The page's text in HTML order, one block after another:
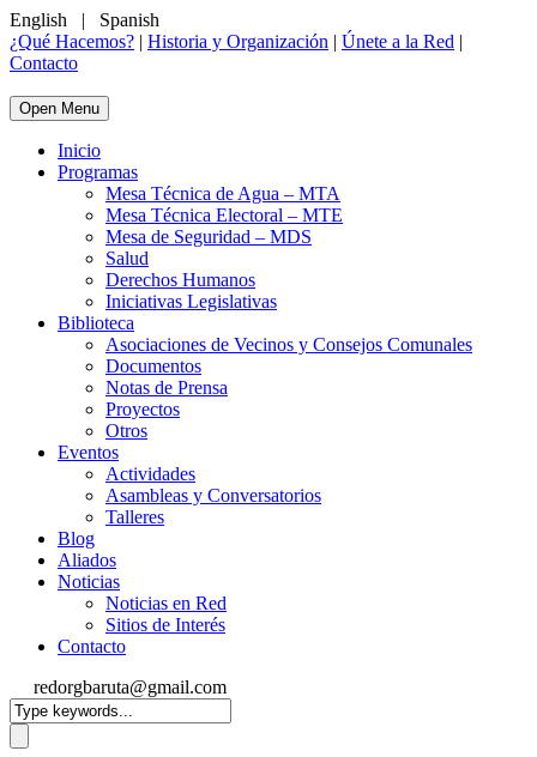
English |
Spanish
¿Qué Hacemos? | Historia y Organización | Únete a la Red |
Contacto
Open Menu
Inicio
Programas
Mesa Técnica de Agua – MTA
Mesa Técnica Electoral – MTE
Mesa de Seguridad – MDS
Salud
Derechos Humanos
Iniciativas Legislativas
Biblioteca
Asociaciones de Vecinos y Consejos Comunales
Documentos
Notas de Prensa
Proyectos
Otros
Eventos
Actividades
Asambleas y Conversatorios
Talleres
Blog
Aliados
Noticias
Noticias en Red
Sitios de Interés
Contacto
redorgbaruta@gmail.com